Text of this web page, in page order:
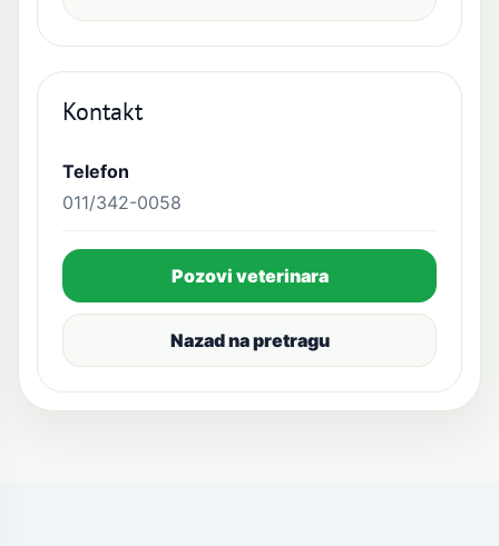
Kontakt
Telefon
011/342-0058
Pozovi veterinara
Nazad na pretragu